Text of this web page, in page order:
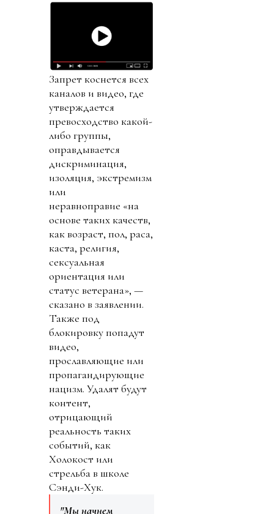
Запрет коснется всех
каналов и видео, где
утверждается
превосходство какой-
либо группы,
оправдывается
дискриминация,
изоляция, экстремизм
или
неравноправие «на
основе таких качеств,
как возраст, пол, раса,
каста, религия,
сексуальная
ориентация или
статус ветерана», —
сказано в заявлении.
Также под
блокировку попадут
видео,
прославляющие или
пропагандирующие
нацизм. Удалят будут
контент,
отрицающий
реальность таких
событий, как
Холокост или
стрельба в школе
Сэнди-Хук.
"Мы начнем